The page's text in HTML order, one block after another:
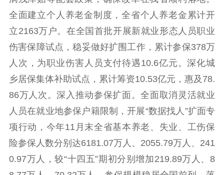
全面建立个人养老金制度，全省个人养老金累计开
立2163万户。在全国首批开展新就业形态人员职业
伤害保障试点，稳妥做好扩围工作，累计参保378万
人次，为职业伤害人员支付待遇10.6亿元。深化城
乡居保集体补助试点，累计筹资10.53亿元，惠及78.
86万人次。深入推动参保扩面。全面取消灵活就业
人员在就业地参保户籍限制，开展“数据找人”扩面专
项行动，今年11月末全省基本养老、失业、工伤保
险参保人数分别达6181.07万人、2055.79万人、241
0.97万人，较“十四五”期初分别增加219.89万人、8